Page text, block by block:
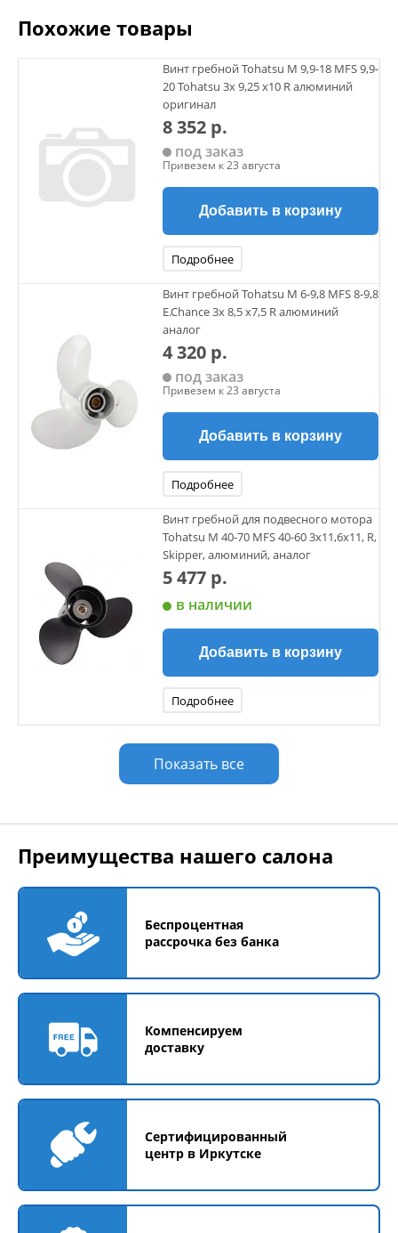
Похожие товары
Винт гребной Tohatsu M 9,9-18 MFS 9,9-
20 Tohatsu 3х 9,25 х10 R алюминий
оригинал
8 352 р.
под заказ
Привезем к 23 августа
Добавить в корзину
Подробнее
Винт гребной Tohatsu M 6-9,8 MFS 8-9,8
E.Chance 3х 8,5 х7,5 R алюминий
аналог
4 320 р.
под заказ
Привезем к 23 августа
Добавить в корзину
Подробнее
Винт гребной для подвесного мотора
Tohatsu M 40-70 MFS 40-60 3х11,6х11, R,
Skipper, алюминий, аналог
5 477 р.
в наличии
Добавить в корзину
Подробнее
Показать все
Преимущества нашего салона
Беспроцентная
рассрочка без банка
Компенсируем
доставку
Сертифицированный
центр в Иркутске